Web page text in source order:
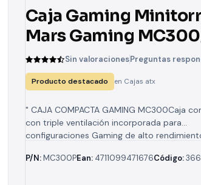
Caja Gaming
Mars Gaming
RosaSin valoracionesPreguntas
Producto destacado en Cajas atx
" CAJA COMPACTA GAMING MC300Caja
con triple ventilación incorporada para
configuraciones Gaming de alto
cristal templado. Disponible en...
P/N:MC300PEan: 4711099471676Código: